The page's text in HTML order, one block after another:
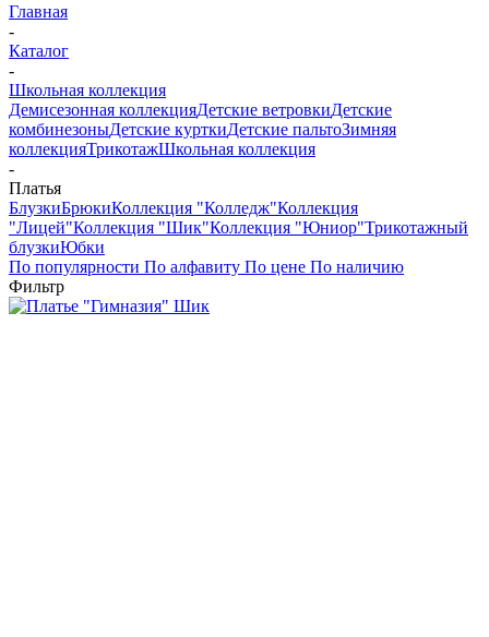
Главная
-
Каталог
-
Школьная коллекция
Демисезонная коллекцияДетские ветровкиДетские
комбинезоныДетские курткиДетские пальтоЗимняя
коллекцияТрикотажШкольная коллекция
-
Платья
БлузкиБрюкиКоллекция "Колледж"Коллекция
"Лицей"Коллекция "Шик"Коллекция "Юниор"Трикотажный
блузкиЮбки
По популярности По алфавиту По цене По наличию
Фильтр